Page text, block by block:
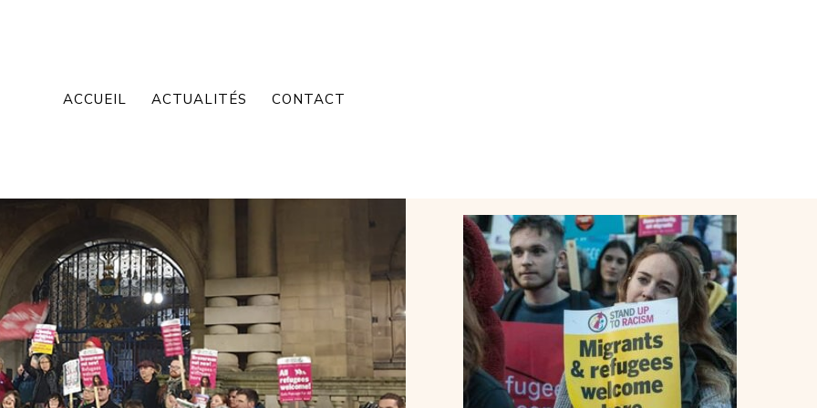
ACCUEIL ACTUALITÉS CONTACT